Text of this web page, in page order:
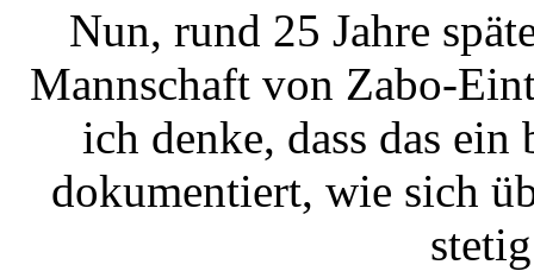
Nun, rund 25 Jahre
Mannschaft von Zabo-
ich denke, dass das
dokumentiert, wie sich